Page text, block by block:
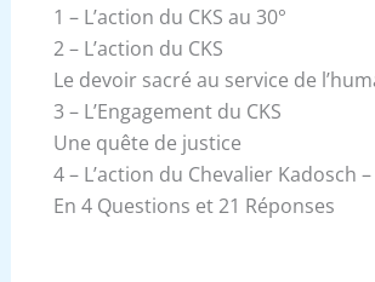
1 – L’action du CKS au 30°
2 – L’action du CKS
Le devoir sacré au service de
3 – L’Engagement du CKS
Une quête de justice
4 – L’action du Chevalier Kadosch
En 4 Questions et 21 Réponses